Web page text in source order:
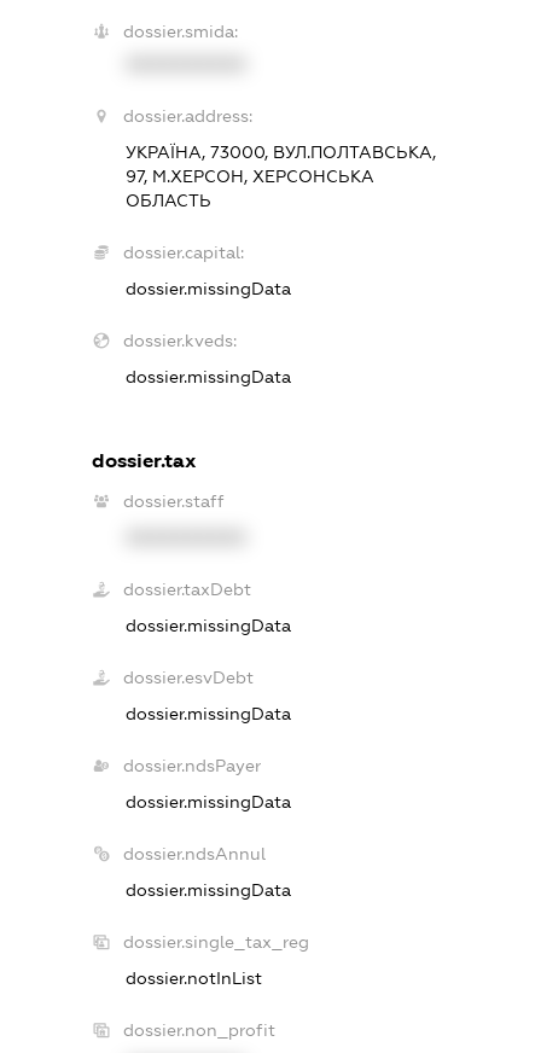
dossier.smida:
dossier.address:
УКРАЇНА, 73000, ВУЛ.ПОЛТАВСЬКА,
97, М.ХЕРСОН, ХЕРСОНСЬКА
ОБЛАСТЬ
dossier.capital:
dossier.missingData
dossier.kveds:
dossier.missingData
dossier.tax
dossier.staff
dossier.taxDebt
dossier.missingData
dossier.esvDebt
dossier.missingData
dossier.ndsPayer
dossier.missingData
dossier.ndsAnnul
dossier.missingData
dossier.single_tax_reg
dossier.notInList
dossier.non_profit